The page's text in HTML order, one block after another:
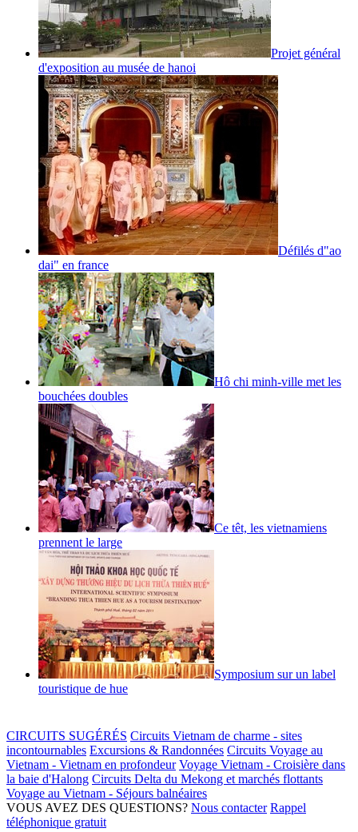
Projet général
d'exposition au musée de hanoi
Défilés d"ao
dai" en france
Hô chi minh-ville met les
bouchées doubles
Ce têt, les vietnamiens
prennent le large
Symposium sur un label
touristique de hue
CIRCUITS SUGÉRÉS Circuits Vietnam de charme - sites
incontournables Excursions & Randonnées Circuits Voyage au
Vietnam - Vietnam en profondeur Voyage Vietnam - Croisière dans
la baie d'Halong Circuits Delta du Mekong et marchés flottants
Voyage au Vietnam - Séjours balnéaires
VOUS AVEZ DES QUESTIONS? Nous contacter Rappel
téléphonique gratuit